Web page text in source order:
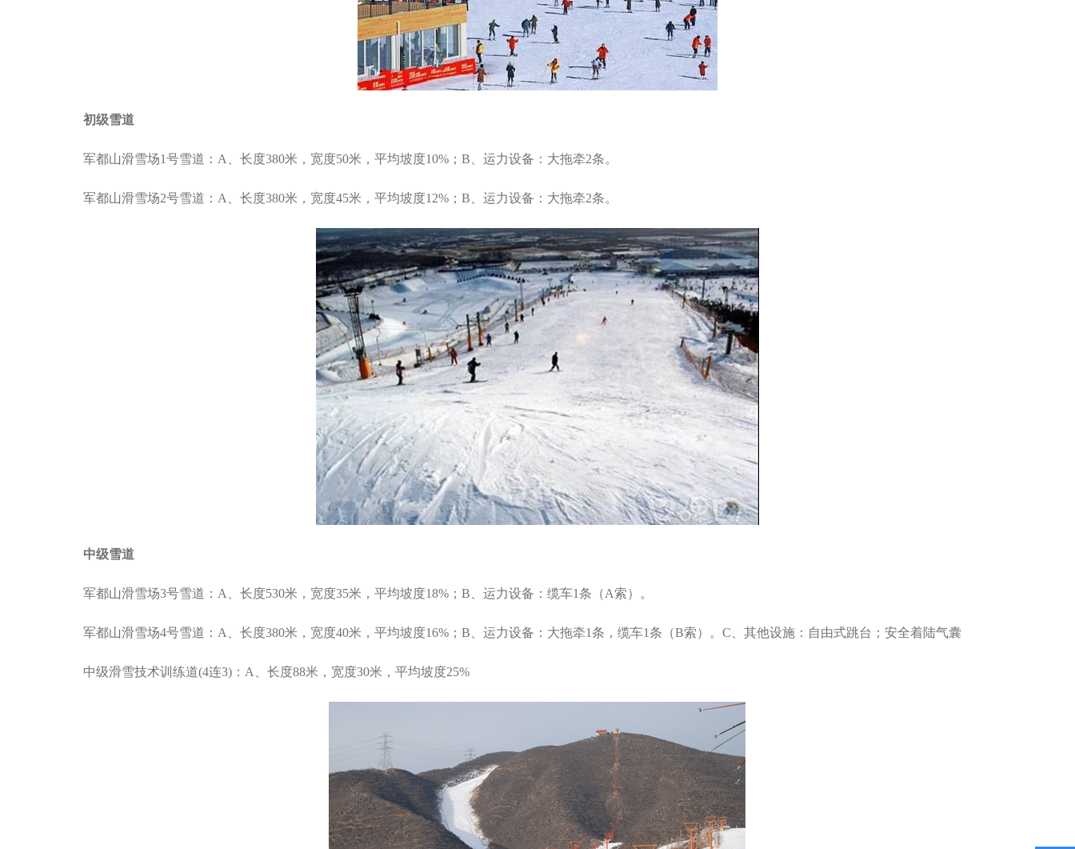
初级雪道
军都山滑雪场1号雪道：A、长度380米，宽度50米，平均坡度10%；B、运力设备：大拖牵2条。
军都山滑雪场2号雪道：A、长度380米，宽度45米，平均坡度12%；B、运力设备：大拖牵2条。
中级雪道
军都山滑雪场3号雪道：A、长度530米，宽度35米，平均坡度18%；B、运力设备：缆车1条（A索）。
军都山滑雪场4号雪道：A、长度380米，宽度40米，平均坡度16%；B、运力设备：大拖牵1条，缆车1条（B索）。C、其他设施：自由式跳台；安全着陆气囊
中级滑雪技术训练道(4连3)：A、长度88米，宽度30米，平均坡度25%